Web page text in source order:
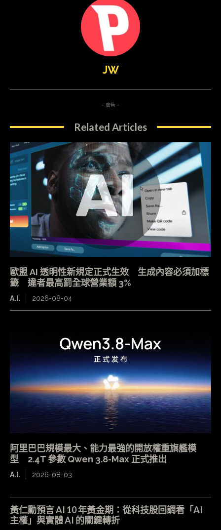
JW
- 廣告 -
Related Articles
歐盟 AI 透明性新規定正式生效 生成內容必須加標
籤 違者最高罰全球營業額 3%
A.I. 2026-08-04
阿里巴巴規模最大、能力最強的開放權重旗艦模
型 2.4T 參數 Qwen 3.8-Max 正式推出
A.I. 2026-08-03
黃仁勳預言 AI 10 年黃金期：從科技股回調看「AI
主權」與實體 AI 的關鍵轉折